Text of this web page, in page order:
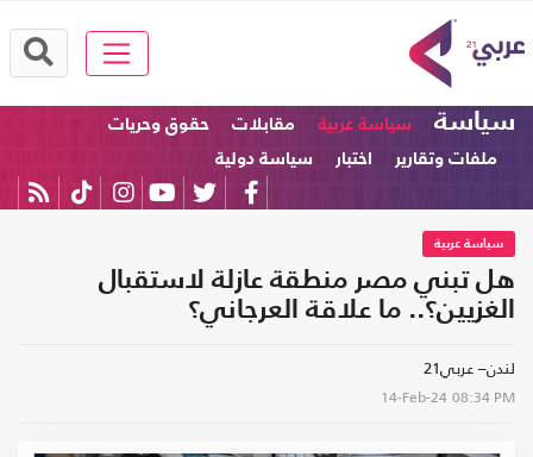
سياسة سياسة عربية مقابلات
حقوق وحريات
ملفات وتقارير
اختبار سياسة دولية
سياسة عربية
هل تبني مصر منطقة عازلة لاستقبال
الغزيين؟.. ما علاقة العرجاني؟
لندن– عربي21
14-Feb-24 08:34 PM